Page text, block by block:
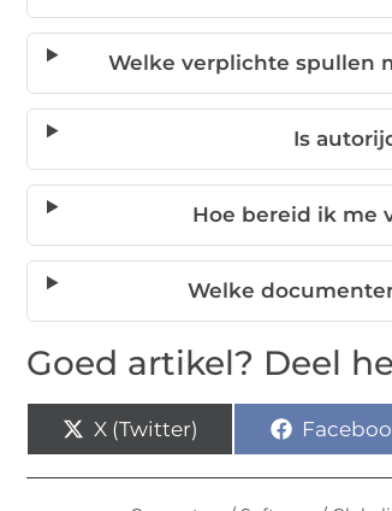
Welke verplichte spullen
Is
Hoe bereid ik me
Welke
Goed artikel? Deel
X (Twitter)